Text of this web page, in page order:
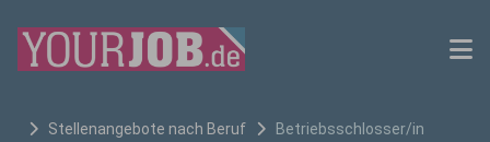
Stellenangebote nach Beruf Betriebsschlosser/in